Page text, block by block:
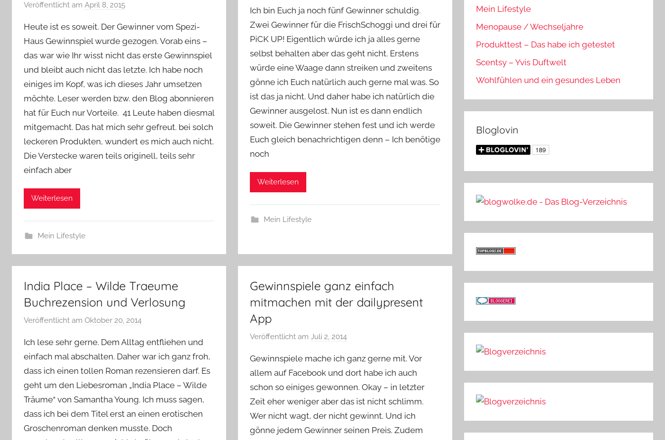
Veröffentlicht am April 8, 2015
n
Y
v
o
n
n
Heute ist es soweit. Der Gewinner vom Spezi-
Haus Gewinnspiel wurde gezogen. Vorab eins –
das war wie Ihr wisst nicht das erste Gewinnspiel
und bleibt auch nicht das letzte. Ich habe noch
einiges im Kopf, was ich dieses Jahr umsetzen
möchte. Leser werden bzw. den Blog abonnieren
hat für Euch nur Vorteile. 41 Leute haben diesmal
mitgemacht. Das hat mich sehr gefreut. bei solch
leckeren Produkten, wundert es mich auch nicht.
Die Verstecke waren teils originell, teils sehr
einfach aber
Weiterlesen
Mein Lifestyle
n
Y
v
o
n
n
e
Ich bin Euch ja noch fünf Gewinner schuldig.
Zwei Gewinner für die FrischSchoggi und drei für
PiCK UP! Eigentlich würde ich ja alles gerne
selbst behalten aber das geht nicht. Erstens
würde eine Waage dann streiken und zweitens
gönne ich Euch natürlich auch gerne mal was. So
ist das ja nicht. Und daher habe ich natürlich die
Gewinner ausgelost. Nun ist es dann endlich
soweit. Die Gewinner stehen fest und ich werde
Euch gleich benachrichtigen denn – Ich benötige
noch
Weiterlesen
Mein Lifestyle
India Place – Wilde Traeume
Buchrezension und Verlosung
Veröffentlicht am Oktober 20, 2014
n
Y
v
o
n
n
e
Ich lese sehr gerne. Dem Alltag entfliehen und
einfach mal abschalten. Daher war ich ganz froh,
dass ich einen tollen Roman rezensieren darf. Es
geht um den Liebesroman „India Place – Wilde
Träume“ von Samantha Young. Ich muss sagen,
dass ich bei dem Titel erst an einen erotischen
Groschenroman denken musste. Doch
Gewinnspiele ganz einfach
mitmachen mit der dailypresent
App
Veröffentlicht amJuli 2, 2014
n
Y
v
o
n
n
Gewinnspiele mache ich ganz gerne mit. Vor
allem auf Facebook und dort habe ich auch
schon so einiges gewonnen. Okay – in letzter
Zeit eher weniger aber das ist nicht schlimm.
Wer nicht wagt, der nicht gewinnt. Und ich
gönne jedem Gewinner seinen Preis. Zudem
Mein Lifestyle
Menopause / Wechseljahre
Produkttest – Das habe ich getestet
Scentsy – Yvis Duftwelt
Wohlfühlen und ein gesundes Leben
Bloglovin